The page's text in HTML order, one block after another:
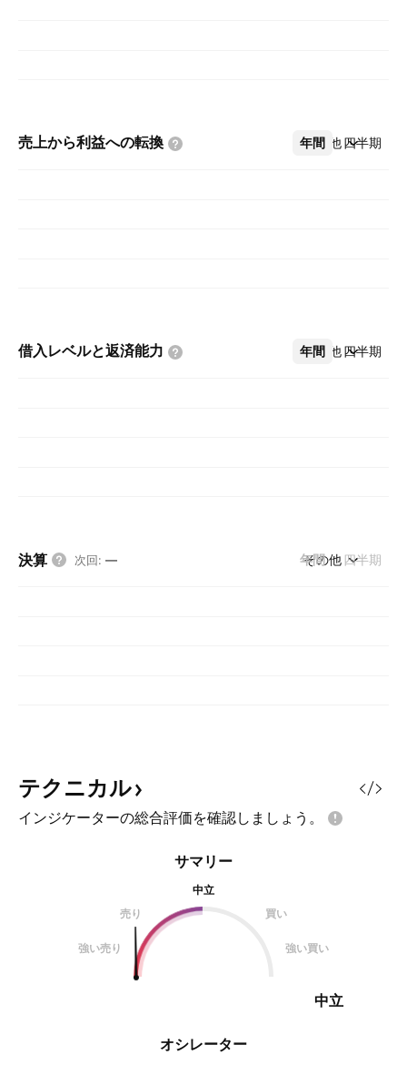
売上から利益への転換 年間 四半期
その他
借入レベルと返済能力 年間 四半期
その他
決算 次回: — 年間 四半期
その他
テクニカル
インジケーターの総合評価を確認しましょう。
オシレーター
サマリー
中立
売り
買い
強い売り 強い買い
中立